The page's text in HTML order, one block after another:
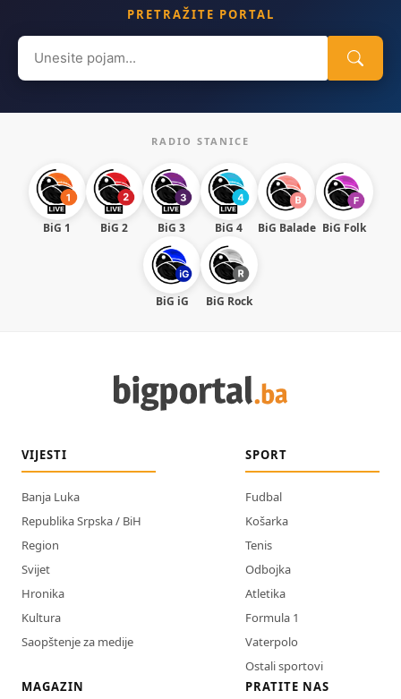
PRETRAŽITE PORTAL
Search
for:
RADIO STANICE
BiG 1 BiG 2 BiG 3 BiG 4 BiG Balade BiG Folk
BiG iG BiG Rock
VIJESTI
Banja Luka
Republika Srpska / BiH
Region
Svijet
Hronika
Kultura
Saopštenje za medije
SPORT
Fudbal
Košarka
Tenis
Odbojka
Atletika
Formula 1
Vaterpolo
Ostali sportovi
MAGAZIN
PRATITE NAS